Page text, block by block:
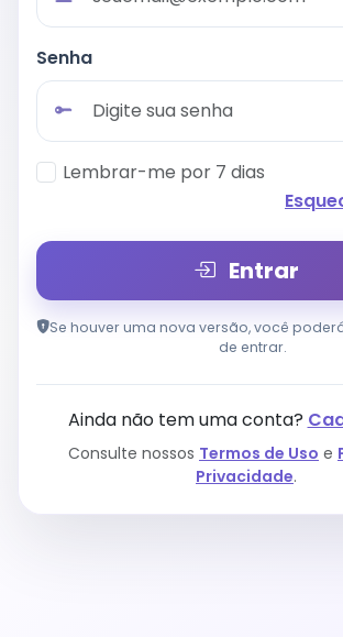
Senha
Lembrar-me por 7 dias
Entrar
Se houver uma nova versão, você
de entrar.
Ainda não tem uma conta?
Consulte nossos Termos de Uso e
Privacidade.